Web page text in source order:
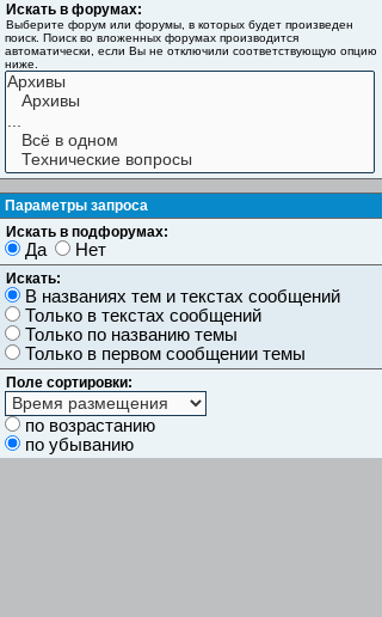
Искать в форумах:
Выберите форум или форумы, в которых будет произведен
поиск. Поиск во вложенных форумах производится
автоматически, если Вы не отключили соответствующую опцию
ниже.
Параметры запроса
Искать в подфорумах:
Да Нет
Искать:
В названиях тем и текстах сообщений
Только в текстах сообщений
Только по названию темы
Только в первом сообщении темы
Поле сортировки:
по возрастанию
по убыванию